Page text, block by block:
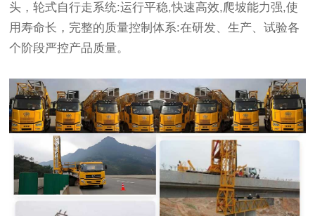
头，轮式自行走系统:运行平稳,快速高效,爬坡能力强,使
用寿命长，完整的质量控制体系:在研发、生产、试验各
个阶段严控产品质量。